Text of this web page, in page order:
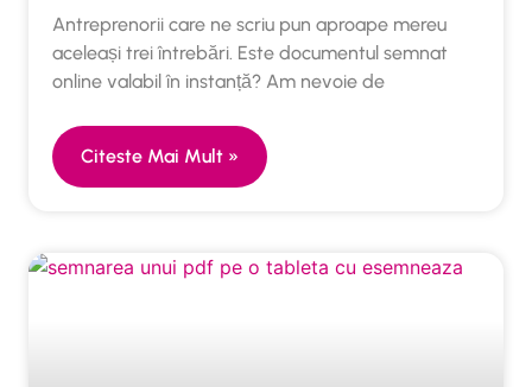
Antreprenorii care ne scriu pun aproape mereu
aceleași trei întrebări. Este documentul semnat
online valabil în instanță? Am nevoie de
Citeste Mai Mult »